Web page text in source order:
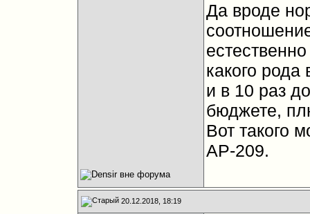
Да вроде
какого
и в 10 раз
бюджете,
Вот такого
AP-209.
20.12.2018, 18:19